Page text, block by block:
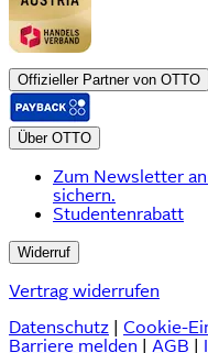
Offizieller Partner von OTTO
Über OTTO
Zum Newsletter
sichern.
Studentenrabatt
Widerruf
Vertrag widerrufen
Datenschutz
Cookie-
Barriere melden
AGB